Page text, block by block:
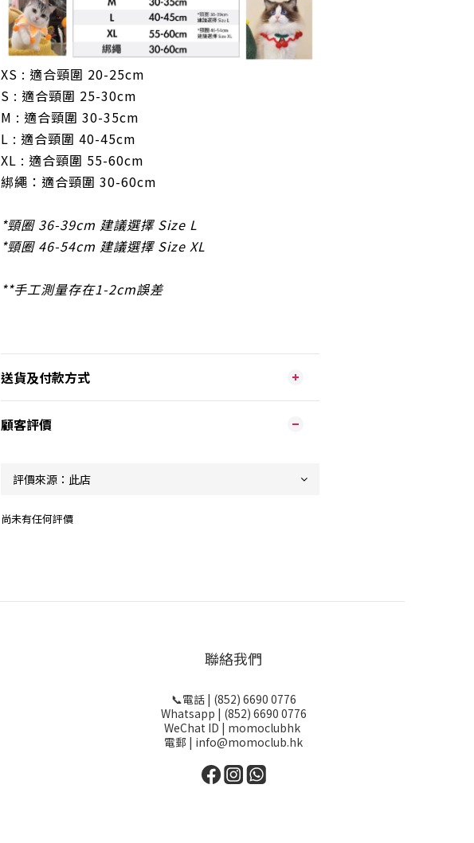
XS : 適合頸圍 20-25cm
S : 適合頸圍 25-30cm
M : 適合頸圍 30-35cm
L : 適合頸圍 40-45cm
XL : 適合頸圍 55-60cm
綁繩： 適合頸圍 30-60cm
*頸圈 36-39cm 建議選擇 Size L
*頸圈 46-54cm 建議選擇 Size XL
**手工測量存在1-2cm誤差
送貨及付款方式
顧客評價
尚未有任何評價
聯絡我們
📞電話 | (852) 6690 0776
Whatsapp | (852) 6690 0776
WeChat ID | momoclubhk
電郵 | info@momoclub.hk